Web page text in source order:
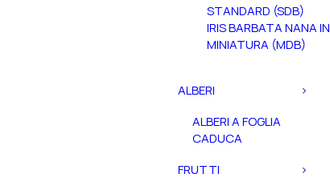
STANDARD (SDB)
IRIS BARBATA NANA IN
MINIATURA (MDB)
ALBERI
ALBERI A FOGLIA
CADUCA
FRUTTI